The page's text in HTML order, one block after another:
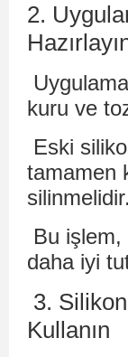
2.
kuru ve
Eski
tamamen
silinmelidir.
Bu
daha iyi
3.
Kullanın